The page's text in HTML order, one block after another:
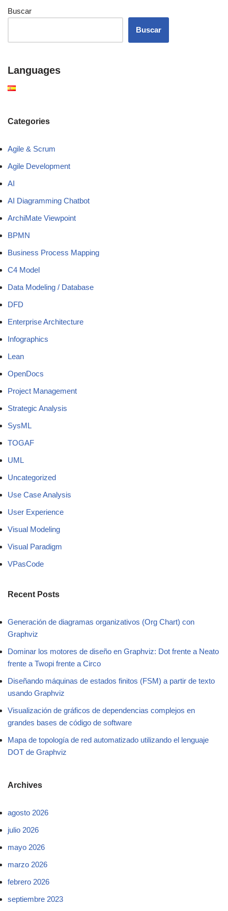
Buscar
Buscar
Languages
Categories
Agile & Scrum
Agile Development
AI
AI Diagramming Chatbot
ArchiMate Viewpoint
BPMN
Business Process Mapping
C4 Model
Data Modeling / Database
DFD
Enterprise Architecture
Infographics
Lean
OpenDocs
Project Management
Strategic Analysis
SysML
TOGAF
UML
Uncategorized
Use Case Analysis
User Experience
Visual Modeling
Visual Paradigm
VPasCode
Recent Posts
Generación de diagramas organizativos (Org Chart) con
Graphviz
Dominar los motores de diseño en Graphviz: Dot frente a Neato
frente a Twopi frente a Circo
Diseñando máquinas de estados finitos (FSM) a partir de texto
usando Graphviz
Visualización de gráficos de dependencias complejos en
grandes bases de código de software
Mapa de topología de red automatizado utilizando el lenguaje
DOT de Graphviz
Archives
agosto 2026
julio 2026
mayo 2026
marzo 2026
febrero 2026
septiembre 2023